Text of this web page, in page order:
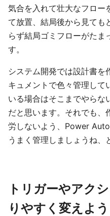
気合を入れて壮大なフロー
て放置、結局後から見ても
らず結局ゴミフローがたま
す。
システム開発では設計書を
キュメントで色々管理して
いる場合はそこまでやらな
だと思います。それでも、
労しないよう、Power
うまく管理しましょうね、
トリガーやアク
りやすく変えよう